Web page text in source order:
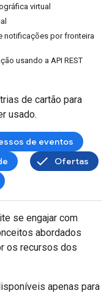
virtual
notificações por fronteira
usando a API REST
de cartão para
usado.
de eventos
Ofertas
se engajar com
abordados
os recursos dos
apenas para